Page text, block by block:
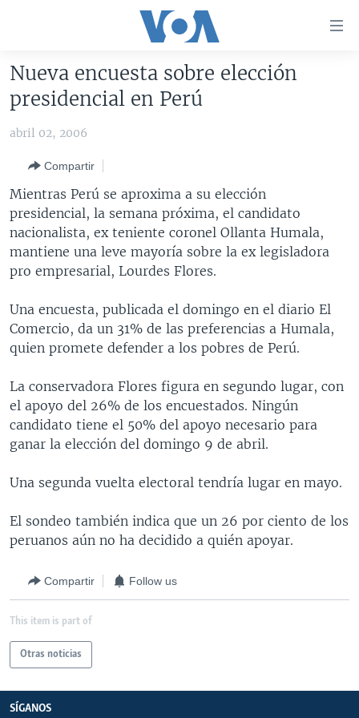
accesibilidad
contenido
principal
Salte
navegador
principal
Salte
búsqueda
AMÉRICA DEL NORTE
MÉXICO
HAITÍ
ELECCIONES EEUU 2024
ELECCIONES EEUU
VOTO DIVIDIDO
VOA VERIFICA
VOA VERIFICA UCRANIA/RUSIA
VOA VERIFICA INMIGRACIÓN
VOA VERIFICA AMÉRICA LATINA
AMÉRICA LATINA
ARGENTINA
BOLIVIA
COLOMBIA
PERÚ
ECUADOR
BRASIL
CHINA EN AMÉRICA LATINA
CENTROAMÉRICA
COSTA RICA
GUATEMALA
HONDURAS
OTRAS SECCIONES
LIBERTAD DE PRENSA
MUNDO
ENTRETENIMIENTO Y CULTURA
TECNOLOGÍA
CIENCIA Y SALUD
LIBERTAD DE PRENSA
UCRANIA
VIDEOS
FOTOGRAFÍA
PROGRAMAS TV
EL MUNDO AL DÍA
VISIÓN 360
LAS CLAVES
PANORAMA
RADIO
AUDIONOTICIAS
BUENOS DÍAS AMÉRICA
ESTADOS UNIDOS AL DÍA
EL MUNDO AL DÍA [RADIO]
FORO [RADIO]
NOTA ECONÓMICA
ENTRETENIMIENTO
DOCUMENTALES DE LA VOA
SÍGANOS
Idiomas
Nueva encuesta sobre elección
presidencial en Perú
abril 02, 2006
Compartir
Mientras Perú se aproxima a su elección
presidencial, la semana próxima, el candidato
nacionalista, ex teniente coronel Ollanta Humala,
mantiene una leve mayoría sobre la ex legisladora
pro empresarial, Lourdes Flores.
Una encuesta, publicada el domingo en el diario El
Comercio, da un 31% de las preferencias a Humala,
quien promete defender a los pobres de Perú.
La conservadora Flores figura en segundo lugar, con
el apoyo del 26% de los encuestados. Ningún
candidato tiene el 50% del apoyo necesario para
ganar la elección del domingo 9 de abril.
Una segunda vuelta electoral tendría lugar en mayo.
El sondeo también indica que un 26 por ciento de los
peruanos aún no ha decidido a quién apoyar.
Compartir Follow us
This item is part of
Otras noticias
SÍGANOS